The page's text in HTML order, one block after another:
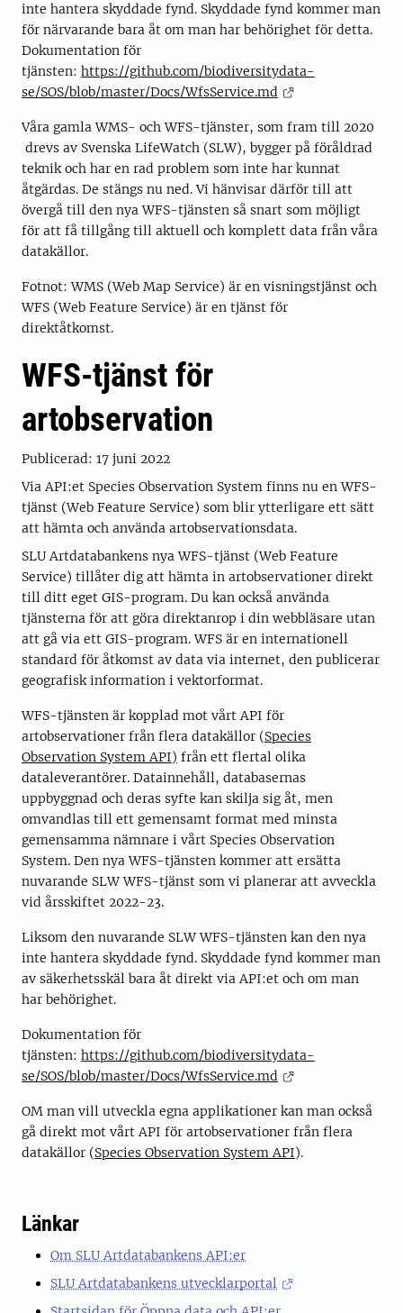
inte hantera skyddade fynd. Skyddade fynd kommer man
för närvarande bara åt om man har behörighet för detta.
Dokumentation för
tjänsten: https://github.com/biodiversitydata-
se/SOS/blob/master/Docs/WfsService.md
Våra gamla WMS- och WFS-tjänster, som fram till 2020
drevs av Svenska LifeWatch (SLW), bygger på föråldrad
teknik och har en rad problem som inte har kunnat
åtgärdas. De stängs nu ned. Vi hänvisar därför till att
övergå till den nya WFS-tjänsten så snart som möjligt
för att få tillgång till aktuell och komplett data från våra
datakällor.
Fotnot: WMS (Web Map Service) är en visningstjänst och
WFS (Web Feature Service) är en tjänst för
direktåtkomst.
WFS-tjänst för
artobservation
Publicerad: 17 juni 2022
Via API:et Species Observation System finns nu en WFS-
tjänst (Web Feature Service) som blir ytterligare ett sätt
att hämta och använda artobservationsdata.
SLU Artdatabankens nya WFS-tjänst (Web Feature
Service) tillåter dig att hämta in artobservationer direkt
till ditt eget GIS-program. Du kan också använda
tjänsterna för att göra direktanrop i din webbläsare utan
att gå via ett GIS-program. WFS är en internationell
standard för åtkomst av data via internet, den publicerar
geografisk information i vektorformat.
WFS-tjänsten är kopplad mot vårt API för
artobservationer från flera datakällor (Species
Observation System API) från ett flertal olika
dataleverantörer. Datainnehåll, databasernas
uppbyggnad och deras syfte kan skilja sig åt, men
omvandlas till ett gemensamt format med minsta
gemensamma nämnare i vårt Species Observation
System. Den nya WFS-tjänsten kommer att ersätta
nuvarande SLW WFS-tjänst som vi planerar att avveckla
vid årsskiftet 2022-23.
Liksom den nuvarande SLW WFS-tjänsten kan den nya
inte hantera skyddade fynd. Skyddade fynd kommer man
av säkerhetsskäl bara åt direkt via API:et och om man
har behörighet.
Dokumentation för
tjänsten: https://github.com/biodiversitydata-
se/SOS/blob/master/Docs/WfsService.md
OM man vill utveckla egna applikationer kan man också
gå direkt mot vårt API för artobservationer från flera
datakällor (Species Observation System API).
Länkar
Om SLU Artdatabankens API:er
SLU Artdatabankens utvecklarportal